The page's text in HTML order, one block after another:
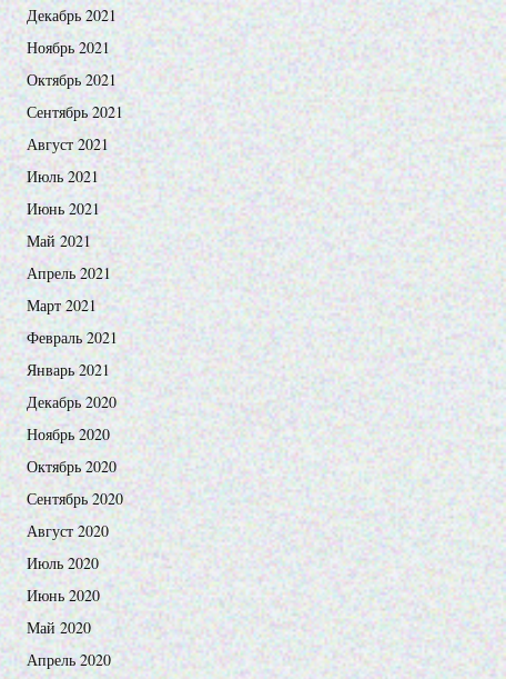
Декабрь 2021
Ноябрь 2021
Октябрь 2021
Сентябрь 2021
Август 2021
Июль 2021
Июнь 2021
Май 2021
Апрель 2021
Март 2021
Февраль 2021
Январь 2021
Декабрь 2020
Ноябрь 2020
Октябрь 2020
Сентябрь 2020
Август 2020
Июль 2020
Июнь 2020
Май 2020
Апрель 2020